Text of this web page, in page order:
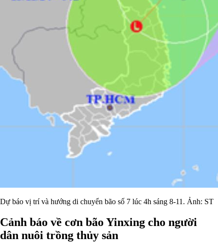
Dự báo vị trí và hướng di chuyển bão số 7 lúc 4h sáng 8-11. Ảnh: ST
Cảnh báo về cơn bão Yinxing cho người
dân nuôi trồng thủy sản